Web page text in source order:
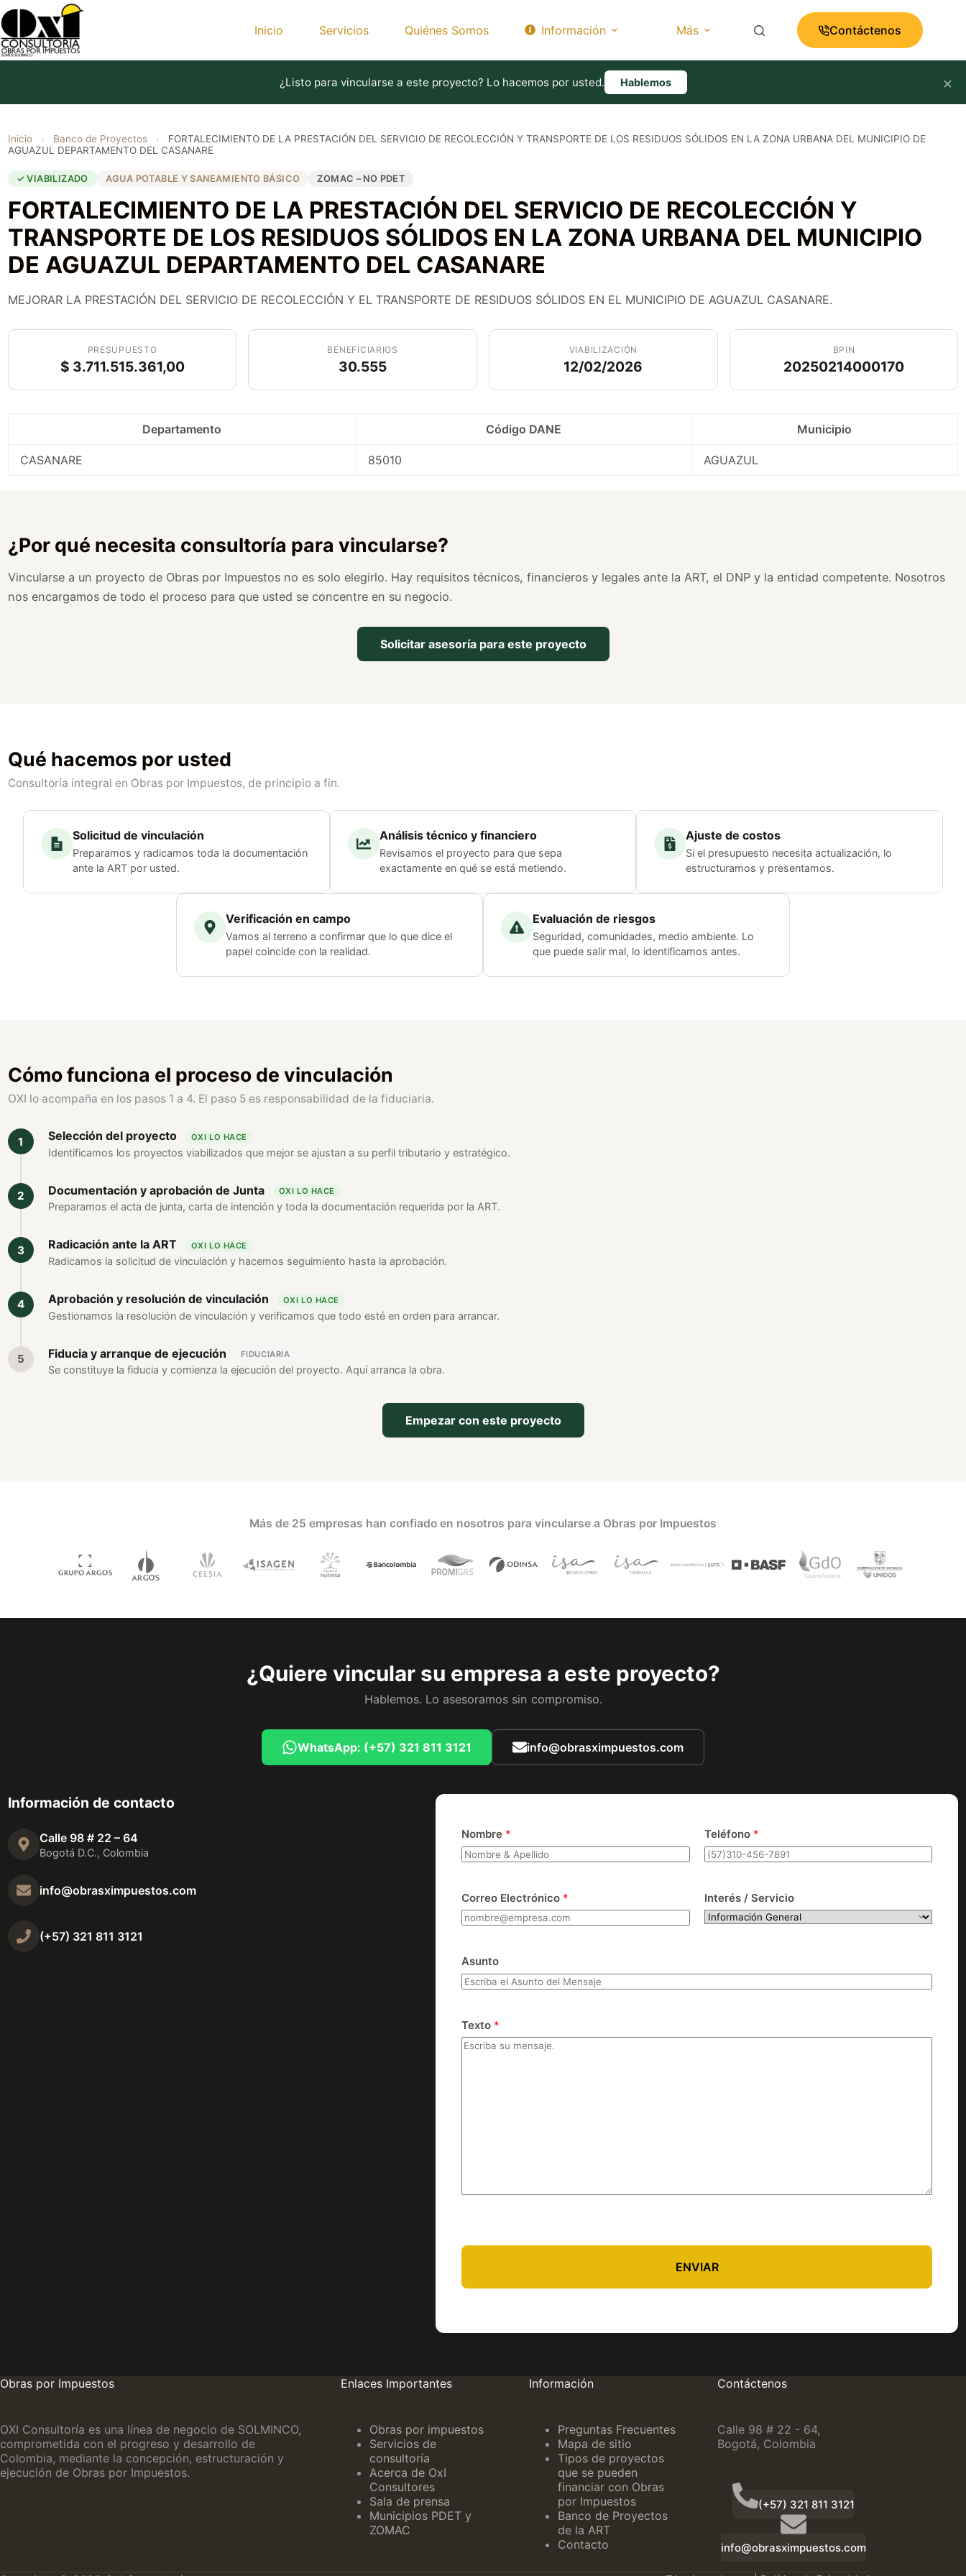
Saltar
al
contenido
Inicio Servicios Quiénes Somos Información Más Contáctenos
¿Listo para vincularse a este proyecto? Lo hacemos por usted. Hablemos ×
Inicio › Banco de Proyectos ›
FORTALECIMIENTO DE LA PRESTACIÓN DEL SERVICIO DE RECOLECCIÓN Y TRANSPORTE DE LOS RESIDUOS SÓLIDOS EN LA ZONA URBANA DEL MUNICIPIO DE
AGUAZUL DEPARTAMENTO DEL CASANARE
✓ VIABILIZADO AGUA POTABLE Y SANEAMIENTO BÁSICO ZOMAC – NO PDET
FORTALECIMIENTO DE LA PRESTACIÓN DEL SERVICIO DE RECOLECCIÓN Y
TRANSPORTE DE LOS RESIDUOS SÓLIDOS EN LA ZONA URBANA DEL MUNICIPIO
DE AGUAZUL DEPARTAMENTO DEL CASANARE
MEJORAR LA PRESTACIÓN DEL SERVICIO DE RECOLECCIÓN Y EL TRANSPORTE DE RESIDUOS SÓLIDOS EN EL MUNICIPIO DE AGUAZUL CASANARE.
PRESUPUESTO
$ 3.711.515.361,00
BENEFICIARIOS
30.555
VIABILIZACIÓN
12/02/2026
BPIN
20250214000170
Departamento Código DANE Municipio
CASANARE 85010 AGUAZUL
¿Por qué necesita consultoría para vincularse?
Vincularse a un proyecto de Obras por Impuestos no es solo elegirlo. Hay requisitos técnicos, financieros y legales ante la ART, el DNP y la entidad competente. Nosotros
nos encargamos de todo el proceso para que usted se concentre en su negocio.
Solicitar asesoría para este proyecto
Qué hacemos por usted
Consultoría integral en Obras por Impuestos, de principio a fin.
Solicitud de vinculación
Preparamos y radicamos toda la documentación
ante la ART por usted.
Análisis técnico y financiero
Revisamos el proyecto para que sepa
exactamente en qué se está metiendo.
Ajuste de costos
Si el presupuesto necesita actualización, lo
estructuramos y presentamos.
Verificación en campo
Vamos al terreno a confirmar que lo que dice el
papel coincide con la realidad.
Evaluación de riesgos
Seguridad, comunidades, medio ambiente. Lo
que puede salir mal, lo identificamos antes.
Cómo funciona el proceso de vinculación
OXI lo acompaña en los pasos 1 a 4. El paso 5 es responsabilidad de la fiduciaria.
Selección del proyecto OXI LO HACE
Identificamos los proyectos viabilizados que mejor se ajustan a su perfil tributario y estratégico.
Documentación y aprobación de Junta OXI LO HACE
Preparamos el acta de junta, carta de intención y toda la documentación requerida por la ART.
Radicación ante la ART OXI LO HACE
Radicamos la solicitud de vinculación y hacemos seguimiento hasta la aprobación.
Aprobación y resolución de vinculación OXI LO HACE
Gestionamos la resolución de vinculación y verificamos que todo esté en orden para arrancar.
Fiducia y arranque de ejecución FIDUCIARIA
Se constituye la fiducia y comienza la ejecución del proyecto. Aquí arranca la obra.
Empezar con este proyecto
Más de 25 empresas han confiado en nosotros para vincularse a Obras por Impuestos
¿Quiere vincular su empresa a este proyecto?
Hablemos. Lo asesoramos sin compromiso.
WhatsApp: (+57) 321 811 3121 info@obrasximpuestos.com
Información de contacto
Calle 98 # 22 – 64
Bogotá D.C., Colombia
info@obrasximpuestos.com
(+57) 321 811 3121
Nombre * Teléfono *
Correo Electrónico * Interés / Servicio
Asunto
Texto *
ENVIAR
Obras por Impuestos
OXI Consultoría es una línea de negocio de SOLMINCO,
comprometida con el progreso y desarrollo de
Colombia, mediante la concepción, estructuración y
ejecución de Obras por Impuestos.
Enlaces Importantes
Obras por impuestos
Servicios de
consultoría
Acerca de OxI
Consultores
Sala de prensa
Municipios PDET y
ZOMAC
Información
Preguntas Frecuentes
Mapa de sitio
Tipos de proyectos
que se pueden
financiar con Obras
por Impuestos
Banco de Proyectos
de la ART
Contacto
Contáctenos
Calle 98 # 22 - 64,
Bogotá, Colombia
(+57) 321 811 3121
info@obrasximpuestos.com